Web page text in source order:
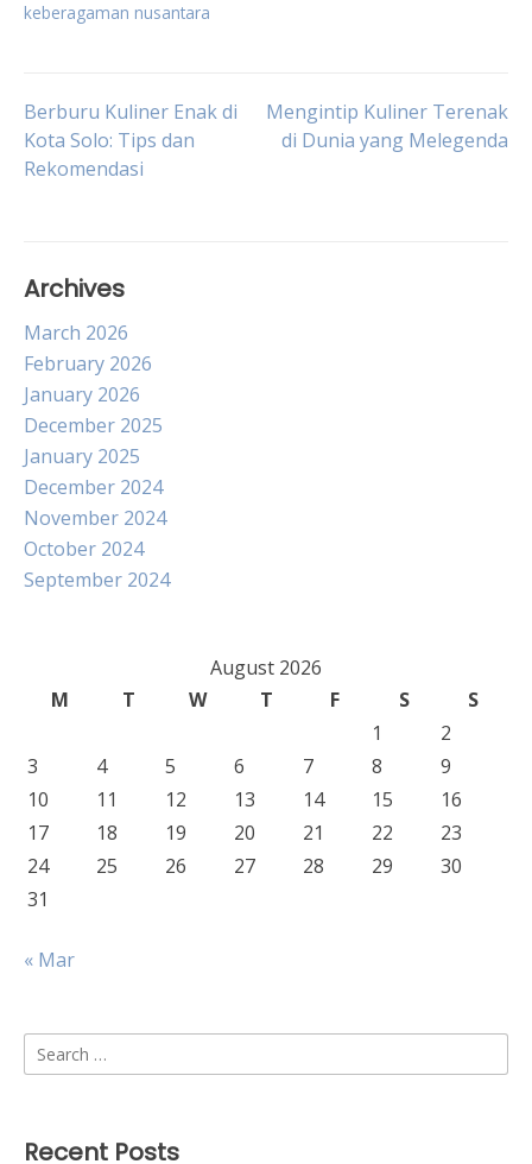
keberagaman nusantara
Post
navigation
Berburu Kuliner Enak di
Kota Solo: Tips dan
Rekomendasi
Mengintip Kuliner Terenak
di Dunia yang Melegenda
Archives
March 2026
February 2026
January 2026
December 2025
January 2025
December 2024
November 2024
October 2024
September 2024
August 2026
M
T W T F S
S
1
2
3
4 5 6 7 8
9
10
11 12 13 14 15
16
17
18 19 20 21 22
23
24
25 26 27 28 29
30
31
« Mar
Search
for:
Recent Posts